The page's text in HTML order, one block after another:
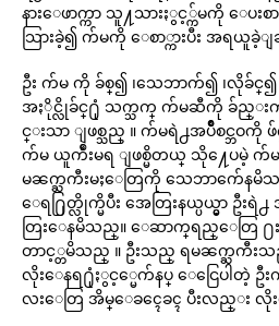
နားေဖာက္ကာ သူ႔သားႏွင့္က်မကို ေပး
သြားခဲ့၍ က်မကို ေစာ္ကားပီး အရယူခဲ့ျ
ဦး က်မ ကို ခ်စ္၍ ၊သေဘာက်၍ ၊လိုခ်င္၍
အႏိုင္လိုခ်င္႐ုံ သက္သက္ က်မဆီကို ခ်ည္းက
င္းသာ ျဖစ္သည္ ။ က်မရဲ႕အပ်ိဳစင္ဘဝကို
က်မ ယူက်ဳံးမရ ျဖစ္မိတယ္ သို႔ေပမဲ့ က်
မၼက္ႀကီးမႈေတြကို သေဘာ‌က်ေနမိသ
ေရ႐ြတ္လိုက္မိပီး အေတြးနယ္ပယ္မွာ ဦ
တြး‌ေနမိသည္။ ေဆာက္‌ရည္ေတြ
တာင့္တမိသည္ ။ ဦးသည္ ရမၼက္ႀကီ
လိုးေနရ႐ုံႏွင့္မေက်နပ္ ေငြေပါတဲ့ ဦ
လးေတြ အိမ္ေခၚေခၚ ပီးလည္း